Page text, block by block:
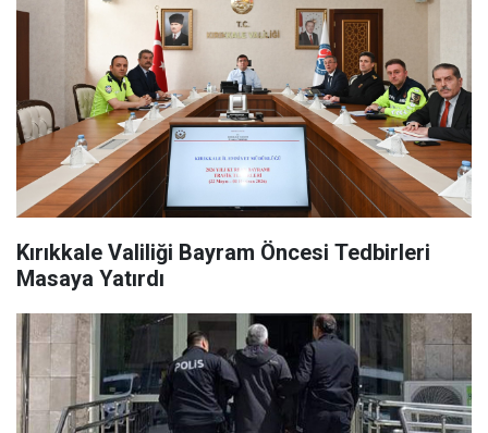
Kırıkkale Valiliği Bayram Öncesi Tedbirleri
Masaya Yatırdı